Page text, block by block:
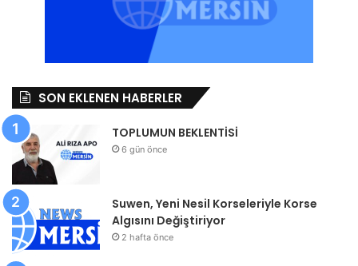
SON EKLENEN HABERLER
TOPLUMUN BEKLENTİSİ
6 gün önce
Suwen, Yeni Nesil Korseleriyle Korse
Algısını Değiştiriyor
2 hafta önce